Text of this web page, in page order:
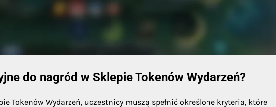
do nagród w Sklepie Tokenów Wydarzeń?
Tokenów Wydarzeń, uczestnicy muszą spełnić określone kryteria, które